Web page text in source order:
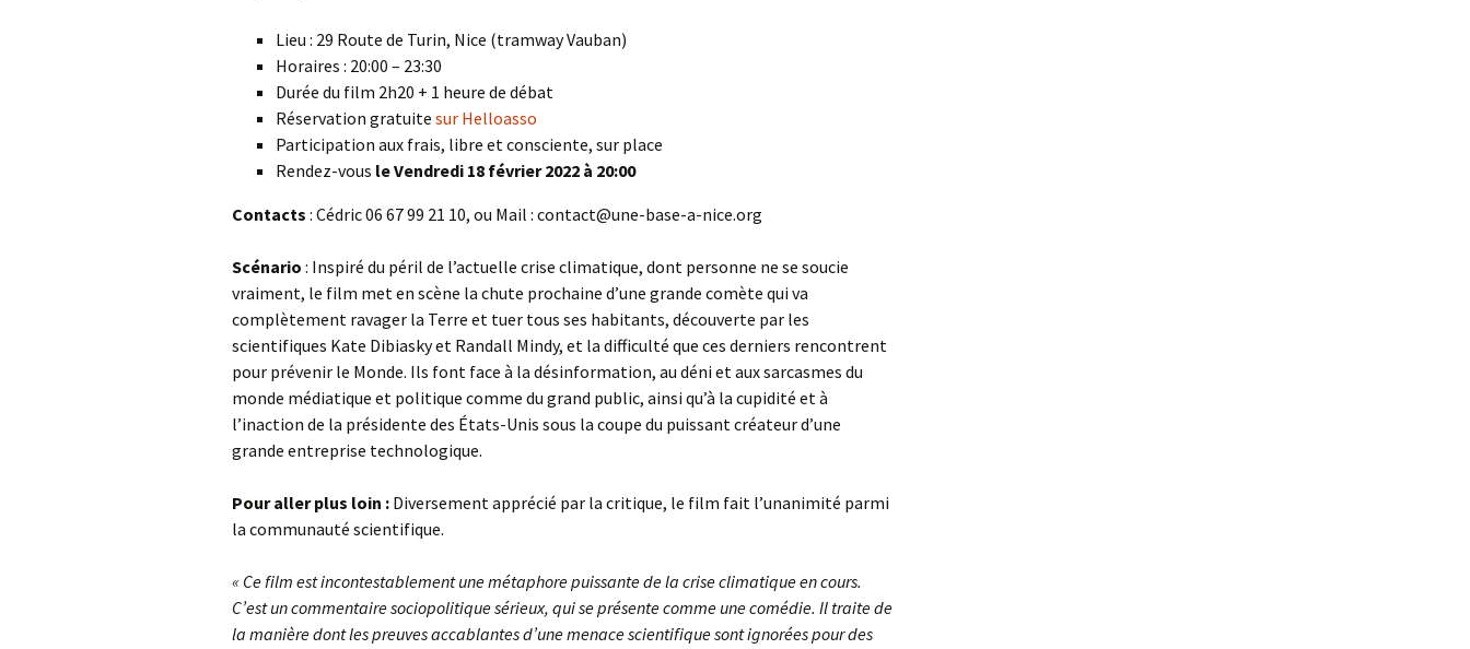
Lieu : 29 Route de Turin, Nice (tramway Vauban)
Horaires : 20:00 – 23:30
Durée du film 2h20 + 1 heure de débat
Réservation gratuite sur Helloasso
Participation aux frais, libre et consciente, sur place
Rendez-vous le Vendredi 18 février 2022 à 20:00
Contacts : Cédric 06 67 99 21 10, ou Mail : contact@une-base-a-nice.org
Scénario : Inspiré du péril de l’actuelle crise climatique, dont personne ne se soucie
vraiment, le film met en scène la chute prochaine d’une grande comète qui va
complètement ravager la Terre et tuer tous ses habitants, découverte par les
scientifiques Kate Dibiasky et Randall Mindy, et la difficulté que ces derniers rencontrent
pour prévenir le Monde. Ils font face à la désinformation, au déni et aux sarcasmes du
monde médiatique et politique comme du grand public, ainsi qu’à la cupidité et à
l’inaction de la présidente des États-Unis sous la coupe du puissant créateur d’une
grande entreprise technologique.
Pour aller plus loin : Diversement apprécié par la critique, le film fait l’unanimité parmi
la communauté scientifique.
« Ce film est incontestablement une métaphore puissante de la crise climatique en cours.
C’est un commentaire sociopolitique sérieux, qui se présente comme une comédie. Il traite de
la manière dont les preuves accablantes d’une menace scientifique sont ignorées pour des